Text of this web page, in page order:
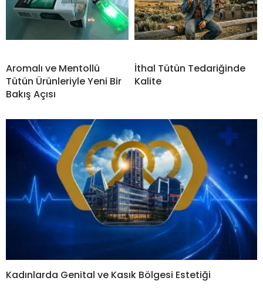
Aromalı ve Mentollü
Tütün Ürünleriyle Yeni Bir
Bakış Açısı
İthal Tütün Tedariğinde
Kalite
Kadınlarda Genital ve Kasık Bölgesi Estetiği